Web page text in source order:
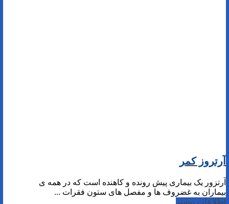
آرتروز کمر
آرتزور یک بیماری پیش رونده و کاهنده است که در همه ی
بیماران به غضروف ها و مفصل های ستون فقرات ...
اطلاعات بیشتر